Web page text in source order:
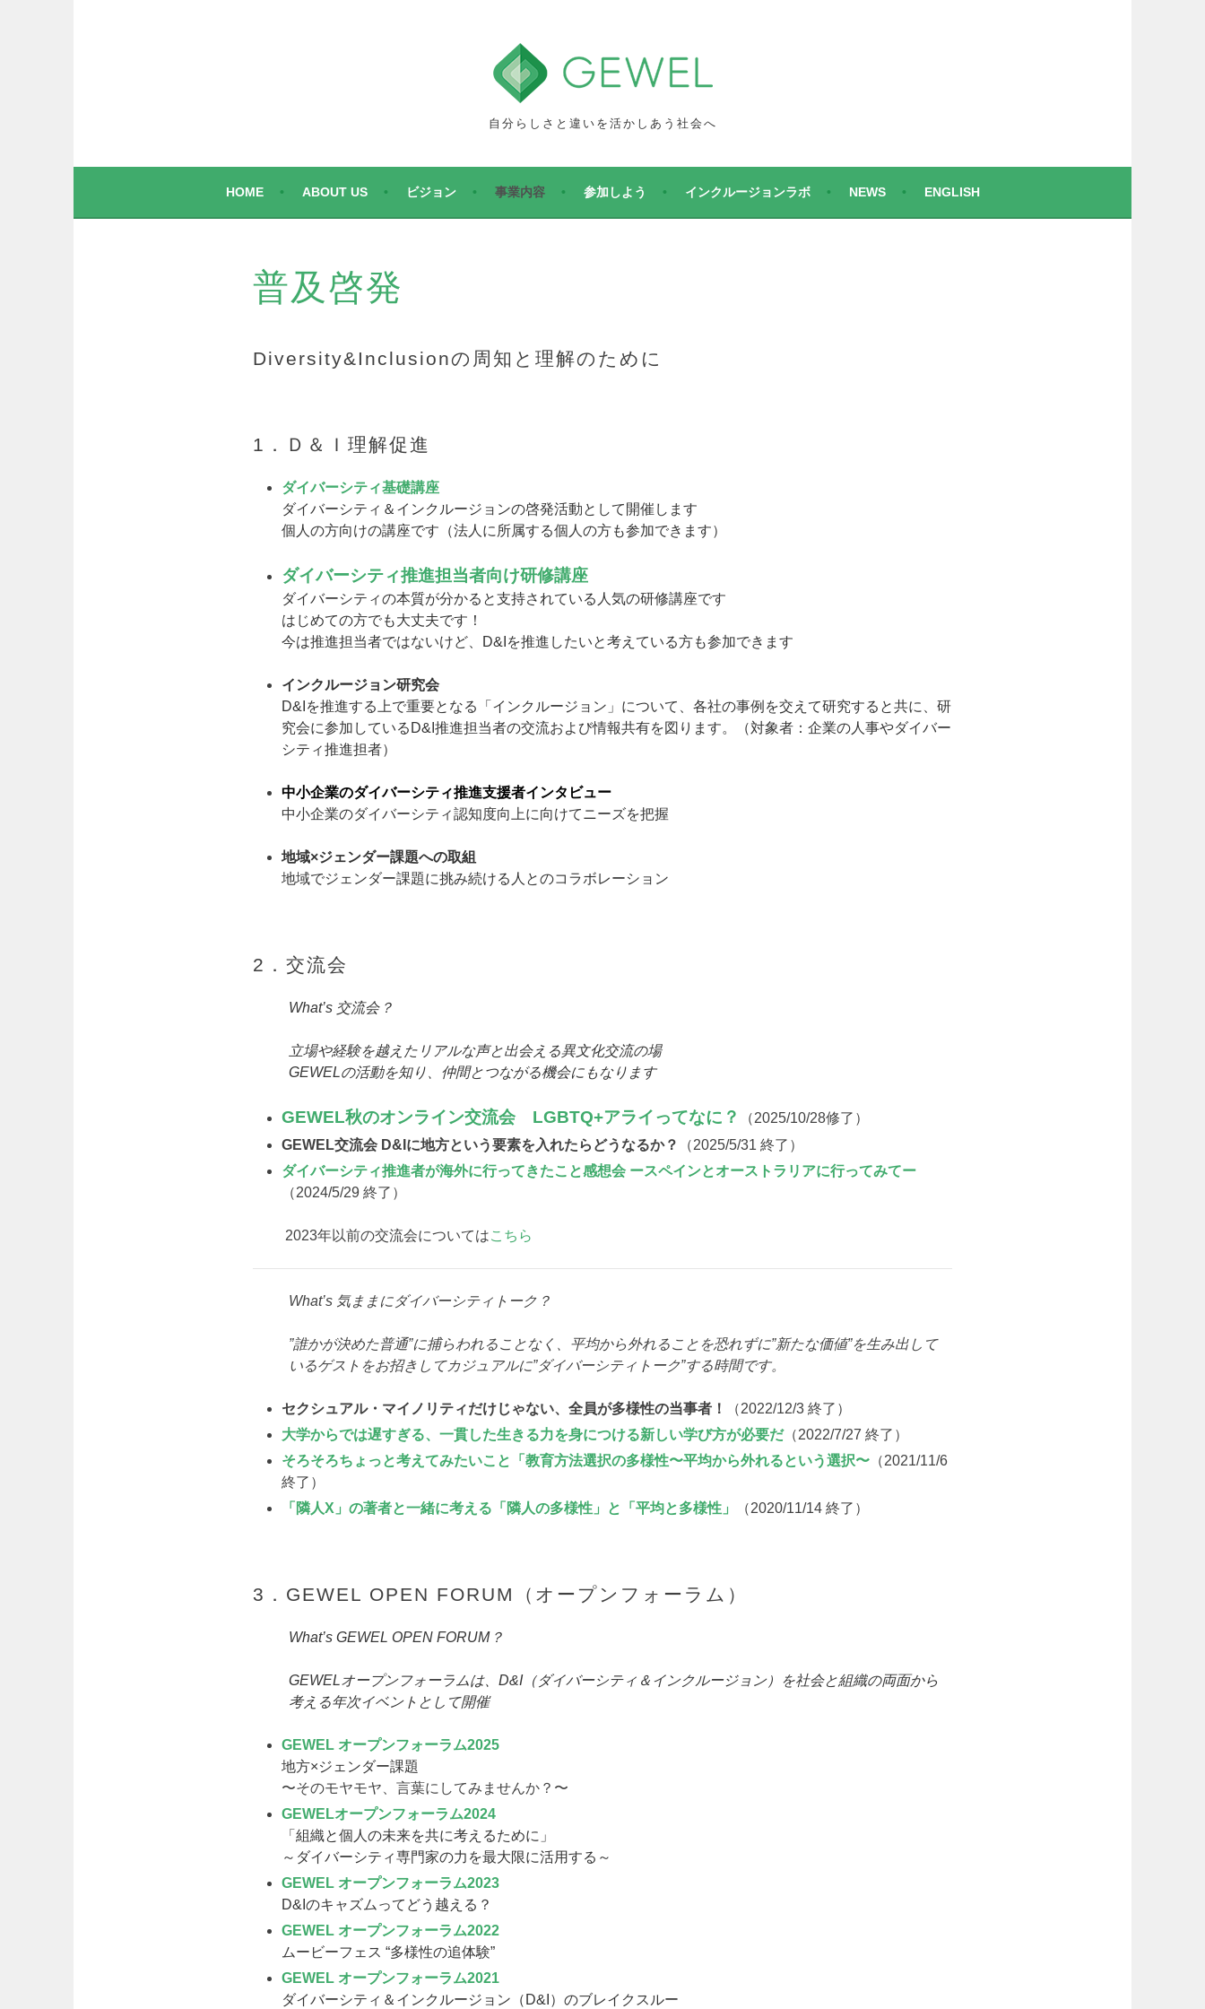
自分らしさと違いを活かしあう社会へ
HOME ABOUT US ビジョン 事業内容 参加しよう インクルージョンラボ NEWS ENGLISH
普及啓発
Diversity&Inclusionの周知と理解のために
1．Ｄ＆Ｉ理解促進
ダイバーシティ基礎講座
ダイバーシティ＆インクルージョンの啓発活動として開催します
個人の方向けの講座です（法人に所属する個人の方も参加できます）
ダイバーシティ推進担当者向け研修講座
ダイバーシティの本質が分かると支持されている人気の研修講座です
はじめての方でも大丈夫です！
今は推進担当者ではないけど、D&Iを推進したいと考えている方も参加できます
インクルージョン研究会
D&Iを推進する上で重要となる「インクルージョン」について、各社の事例を交えて研究すると共に、研
究会に参加しているD&I推進担当者の交流および情報共有を図ります。（対象者：企業の人事やダイバー
シティ推進担者）
中小企業のダイバーシティ推進支援者インタビュー
中小企業のダイバーシティ認知度向上に向けてニーズを把握
地域×ジェンダー課題への取組
地域でジェンダー課題に挑み続ける人とのコラボレーション
2．交流会
What’s 交流会？
立場や経験を越えたリアルな声と出会える異文化交流の場
GEWELの活動を知り、仲間とつながる機会にもなります
GEWEL秋のオンライン交流会 LGBTQ+アライってなに？
（2025/10/28修了）
GEWEL交流会 D&Iに地方という要素を入れたらどうなるか？
（2025/5/31 終了）
ダイバーシティ推進者が海外に行ってきたこと感想会 ースペインとオーストラリアに行ってみてー
（2024/5/29 終了）
2023年以前の交流会についてはこちら
What’s 気ままにダイバーシティトーク？
”誰かが決めた普通”に捕らわれることなく、平均から外れることを恐れずに”新たな価値”を生み出して
いるゲストをお招きしてカジュアルに”ダイバーシティトーク”する時間です。
セクシュアル・マイノリティだけじゃない、全員が多様性の当事者！
（2022/12/3 終了）
大学からでは遅すぎる、一貫した生きる力を身につける新しい学び方が必要だ（2022/7/27 終了）
そろそろちょっと考えてみたいこと「教育方法選択の多様性〜平均から外れるという選択〜 （2021/11/6
終了）
「隣人X」の著者と一緒に考える「隣人の多様性」と「平均と多様性」
（2020/11/14 終了）
3．GEWEL OPEN FORUM（オープンフォーラム）
What’s GEWEL OPEN FORUM？
GEWELオープンフォーラムは、D&I（ダイバーシティ＆インクルージョン）を社会と組織の両面から
考える年次イベントとして開催
GEWEL オープンフォーラム2025
地方×ジェンダー課題
〜そのモヤモヤ、言葉にしてみませんか？〜
GEWELオープンフォーラム2024
「組織と個人の未来を共に考えるために」
～ダイバーシティ専門家の力を最大限に活用する～
GEWEL オープンフォーラム2023
D&Iのキャズムってどう越える？
GEWEL オープンフォーラム2022
ムービーフェス “多様性の追体験”
GEWEL オープンフォーラム2021
ダイバーシティ＆インクルージョン（D&I）のブレイクスルー